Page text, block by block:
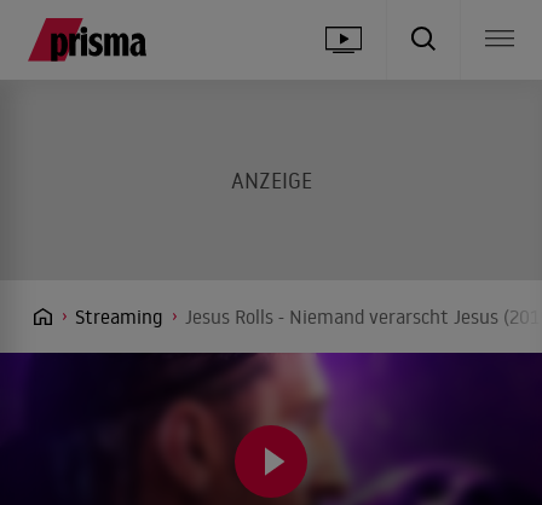
Streaming Jesus Rolls - Niemand verarscht Jesus